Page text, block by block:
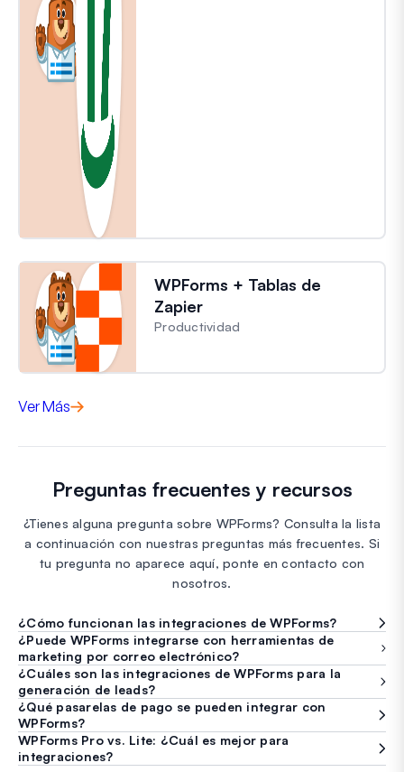
WPForms + Tablas de
Zapier
Productividad
Ver Más
Preguntas frecuentes y recursos
¿Tienes alguna pregunta sobre WPForms? Consulta la lista
a continuación con nuestras preguntas más frecuentes. Si
tu pregunta no aparece aquí, ponte en contacto con
nosotros.
¿Cómo funcionan las integraciones de WPForms?
¿Puede WPForms integrarse con herramientas de
marketing por correo electrónico?
¿Cuáles son las integraciones de WPForms para la
generación de leads?
¿Qué pasarelas de pago se pueden integrar con
WPForms?
WPForms Pro vs. Lite: ¿Cuál es mejor para
integraciones?